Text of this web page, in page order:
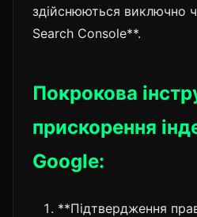
здійснюються виключно
Search Console**.
Покрокова
прискорення
Google:
**Підтвердження